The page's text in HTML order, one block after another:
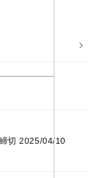
切 2025/04/10